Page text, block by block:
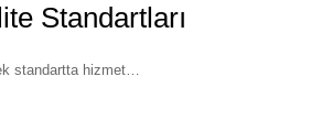
Standartları
standartta hizmet…